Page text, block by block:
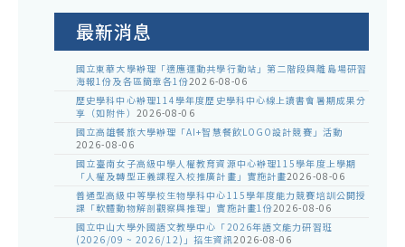
最新消息
國立東華大學辦理「適應運動共學行動站」第二階段與離島場研習
海報1份及各區簡章各1份2026-08-06
歷史學科中心辦理114學年度歷史學科中心線上讀書會暑期成果分
享（如附件） 2026-08-06
國立高雄餐旅大學辦理「AI+智慧餐飲LOGO設計競賽」活動
2026-08-06
國立臺南女子高級中學人權教育資源中心辦理115學年度上學期
「人權及轉型正義課程入校推廣計畫」實施計畫2026-08-06
普通型高級中等學校生物學科中心115學年度能力競賽培訓公開授
課「軟體動物解剖觀察與推理」實施計畫1份2026-08-06
國立中山大學外國語文教學中心「2026年語文能力研習班
(2026/09 ~ 2026/12)」招生資訊2026-08-06